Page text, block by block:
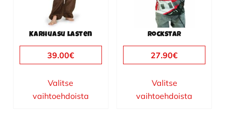
Karhuasu lasten
39.00€
Valitse
vaihtoehdoista
valinnat
Rockstar
27.90€
Valitse
vaihtoehdoista